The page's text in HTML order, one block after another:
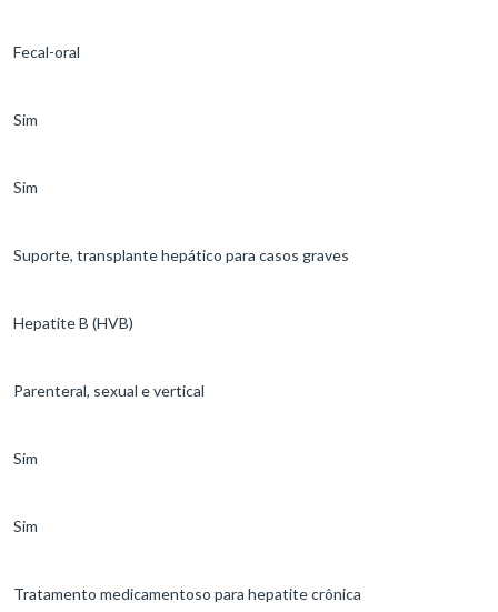
Fecal-oral
Sim
Sim
Suporte, transplante hepático para casos graves
Hepatite B (HVB)
Parenteral, sexual e vertical
Sim
Sim
Tratamento medicamentoso para hepatite crônica